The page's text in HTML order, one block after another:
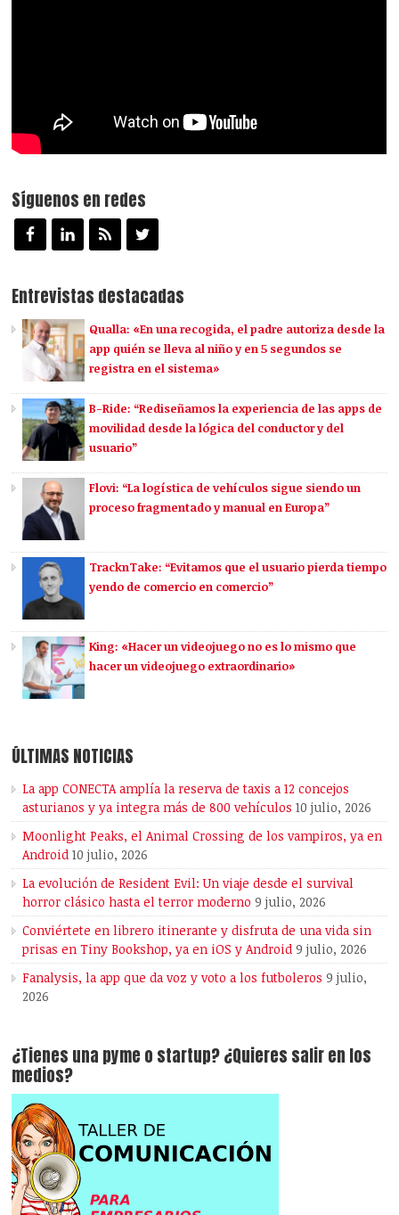
Síguenos en redes
Entrevistas destacadas
Qualla: «En una recogida, el padre autoriza desde la
app quién se lleva al niño y en 5 segundos se
registra en el sistema»
B-Ride: “Rediseñamos la experiencia de las apps de
movilidad desde la lógica del conductor y del
usuario”
Flovi: “La logística de vehículos sigue siendo un
proceso fragmentado y manual en Europa”
TracknTake: “Evitamos que el usuario pierda tiempo
yendo de comercio en comercio”
King: «Hacer un videojuego no es lo mismo que
hacer un videojuego extraordinario»
ÚLTIMAS NOTICIAS
La app CONECTA amplía la reserva de taxis a 12 concejos
asturianos y ya integra más de 800 vehículos 10 julio, 2026
Moonlight Peaks, el Animal Crossing de los vampiros, ya en
Android 10 julio, 2026
La evolución de Resident Evil: Un viaje desde el survival
horror clásico hasta el terror moderno 9 julio, 2026
Conviértete en librero itinerante y disfruta de una vida sin
prisas en Tiny Bookshop, ya en iOS y Android 9 julio, 2026
Fanalysis, la app que da voz y voto a los futboleros 9 julio,
2026
¿Tienes una pyme o startup? ¿Quieres salir en los
medios?